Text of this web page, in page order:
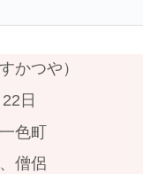
かつや）
日
色町
僧侶